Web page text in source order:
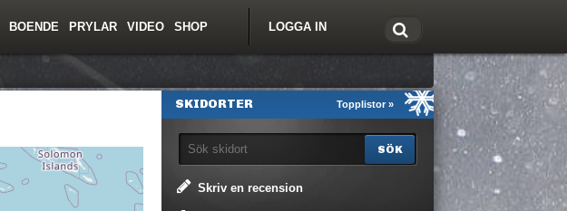
LOGGA IN
BOENDE PRYLAR VIDEO SHOP
Topplistor »
SKIDORTER
Skriv en recension